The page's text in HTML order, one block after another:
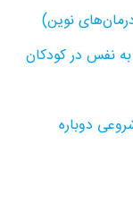
نوین)
نفس در کودکان
دوباره